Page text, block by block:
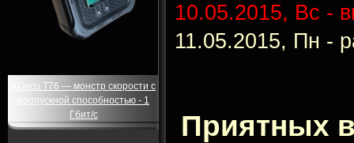
XGecu T76 — монстр скорости с
пропускной способностью - 1
Гбит/с
10.05.2015, Вс -
11.05.2015, Пн -
Приятных